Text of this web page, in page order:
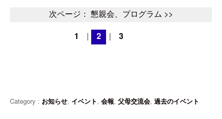
次ページ： 懇親会、プログラム >>
1
| 2 | 3
Category : お知らせ, イベント, 会報, 父母交流会, 過去のイベント